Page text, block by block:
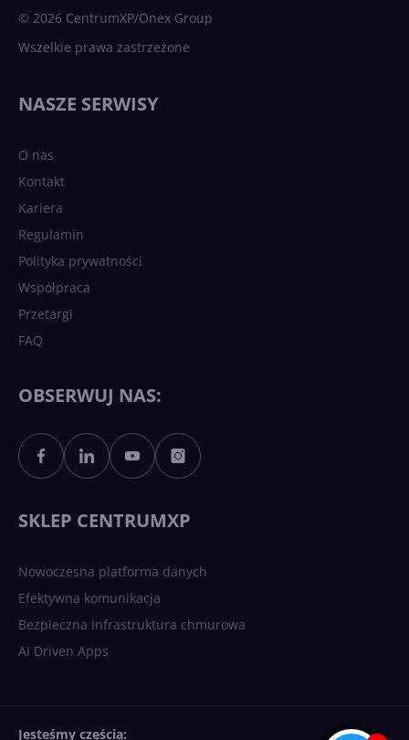
© 2026 CentrumXP/Onex Group
Wszelkie prawa zastrzeżone
NASZE SERWISY
O nas
Kontakt
Kariera
Regulamin
Polityka prywatności
Współpraca
Przetargi
FAQ
OBSERWUJ NAS:
SKLEP CENTRUMXP
Nowoczesna platforma danych
Efektywna komunikacja
Bezpieczna infrastruktura chmurowa
AI Driven Apps
Jesteśmy częścią: